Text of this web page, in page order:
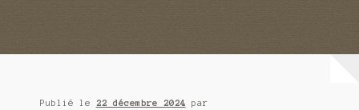
Qui sommes-nous ?
Publié le 22 décembre 2024 par